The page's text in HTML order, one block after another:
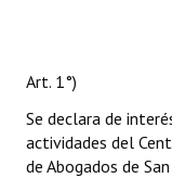
Art. 1°)
Se declara de
actividades del
de Abogados de